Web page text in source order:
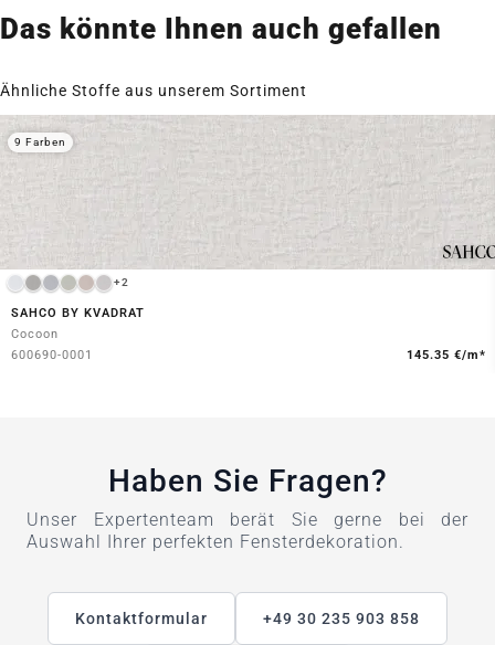
Das könnte Ihnen auch gefallen
Ähnliche Stoffe aus unserem Sortiment
+2
SAHCO BY KVADRAT
Cocoon
600690-0001
145.35 €/m*
9 Farben
Haben Sie Fragen?
Unser Expertenteam berät Sie gerne bei der
Auswahl Ihrer perfekten Fensterdekoration.
Kontaktformular +49 30 235 903 858